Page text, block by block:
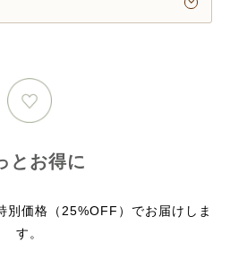
とお得に
別価格（25%OFF）でお届けしま
す。